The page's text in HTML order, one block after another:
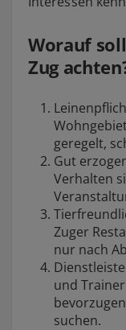
Worauf
Zug
geregelt,
Gut
Verhalten
Zuger
nur nach
und
suchen.